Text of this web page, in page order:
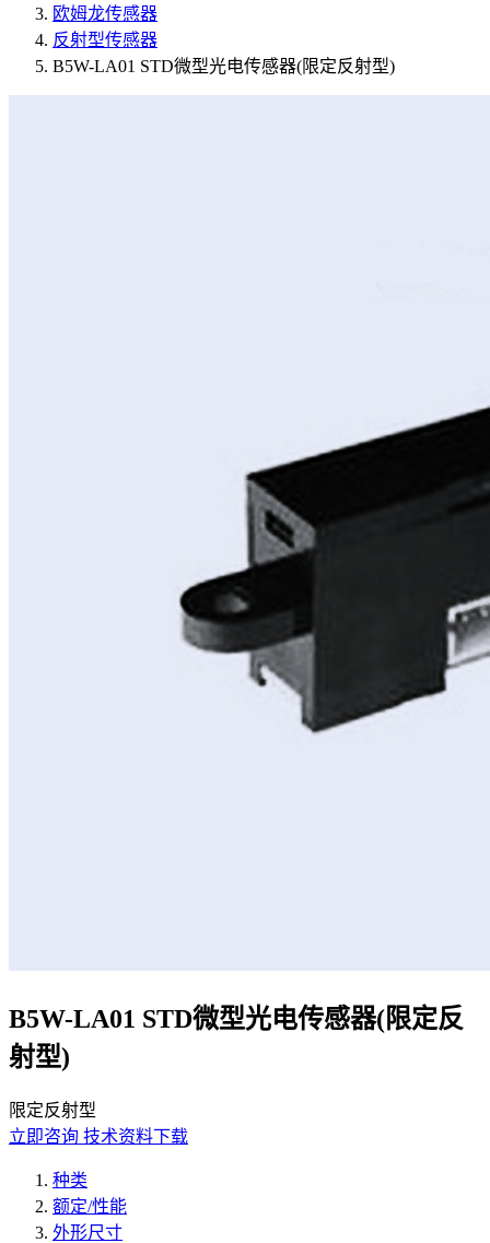
欧姆龙传感器
反射型传感器
B5W-LA01 STD微型光电传感器(限定反射型)
B5W-LA01 STD微型光电传感器(限定反
射型)
限定反射型
立即咨询 技术资料下载
种类
额定/性能
外形尺寸